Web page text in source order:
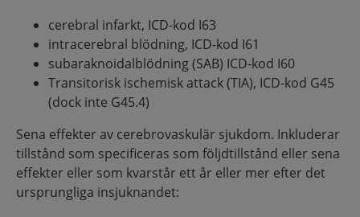
cerebral infarkt, ICD-kod I63
intracerebral blödning, ICD-kod I61
subaraknoidalblödning (SAB) ICD-kod I60
Transitorisk ischemisk attack (TIA), ICD-kod G45
(dock inte G45.4)
Sena effekter av cerebrovaskulär sjukdom. Inkluderar
tillstånd som specificeras som följdtillstånd eller sena
effekter eller som kvarstår ett år eller mer efter det
ursprungliga insjuknandet: